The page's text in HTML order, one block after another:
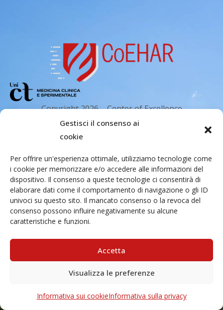
Gestisci il consenso ai
cookie
Per offrire un'esperienza ottimale, utilizziamo tecnologie come
i cookie per memorizzare e/o accedere alle informazioni del
dispositivo. Il consenso a queste tecnologie ci consentirà di
elaborare dati come il comportamento di navigazione o gli ID
univoci su questo sito. Il mancato consenso o la revoca del
consenso possono influire negativamente su alcune
caratteristiche e funzioni.
Accetta
Visualizza le preferenze
Informativa sui cookieInformativa sulla privacy
Copyright 2026 – Center of Excellence
for the acceleration of Harm Reduction.
Tutti i diritti riservati.
Indirizzo email
Via Santa Sofia 89, 95123 Catania
cr.coehar@unict.it